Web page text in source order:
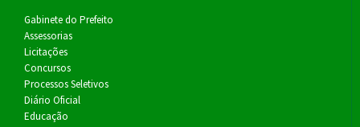
Gabinete do Prefeito
Assessorias
Licitações
Concursos
Processos Seletivos
Diário Oficial
Educação